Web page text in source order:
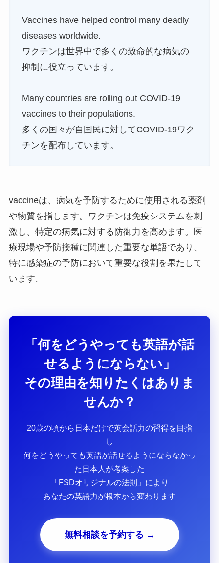
Vaccines have helped control many deadly
diseases worldwide.
ワクチンは世界中で多くの致命的な病気の
抑制に役立っています。
Many countries are rolling out COVID-19
vaccines to their populations.
多くの国々が自国民に対してCOVID-19ワク
チンを配布しています。
vaccineは、病気を予防するために使用される薬剤
や物質を指します。ワクチンは免疫システムを刺
激し、特定の病気に対する防御力を高めます。医
療現場や予防接種に関連した重要な単語であり、
特に感染症の予防において重要な役割を果たして
います。
「何をどうやっても英語が話
せるようにならない」
その理由を知りたくはありま
せんか？
20歳の頃から日本だけで英会話力の習得を目指
し
何をどうやっても英語が話せるようにならなかっ
た日本人が考案した
「FSDオリジナルの法則」により
あなたの英語力が根本から変わります
無料相談を予約する →